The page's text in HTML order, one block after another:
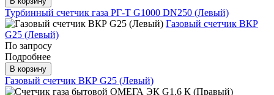
Турбинный счетчик газа РГ-Т G1000 DN250 (Левый)
Газовый счетчик ВКР
G25 (Левый)
По запросу
Подробнее
В корзину
Газовый счетчик ВКР G25 (Левый)